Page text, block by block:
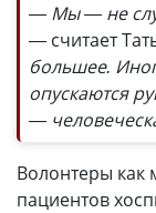
— Мы — не
— считает
большее.
опускаются
—
Волонтеры
пациентов